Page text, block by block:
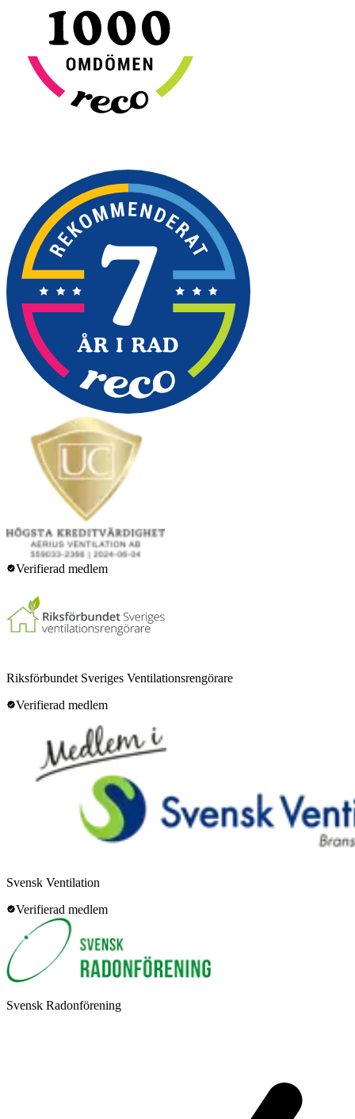
Verifierad medlem
Riksförbundet Sveriges Ventilationsrengörare
Verifierad medlem
Svensk Ventilation
Verifierad medlem
Svensk Radonförening